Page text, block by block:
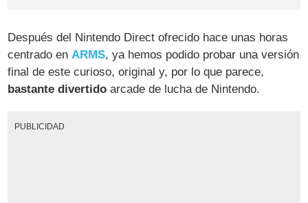
Después del Nintendo Direct ofrecido hace unas horas
centrado en ARMS, ya hemos podido probar una versión
final de este curioso, original y, por lo que parece,
bastante divertido arcade de lucha de Nintendo.
PUBLICIDAD